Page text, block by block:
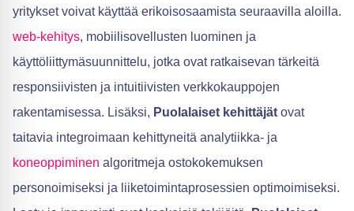
yritykset voivat käyttää erikoisosaamista seuraavilla aloilla.
web-kehitys, mobiilisovellusten luominen ja
käyttöliittymäsuunnittelu, jotka ovat ratkaisevan tärkeitä
responsiivisten ja intuitiivisten verkkokauppojen
rakentamisessa. Lisäksi, Puolalaiset kehittäjät ovat
taitavia integroimaan kehittyneitä analytiikka- ja
koneoppiminen algoritmeja ostokokemuksen
personoimiseksi ja liiketoimintaprosessien optimoimiseksi.